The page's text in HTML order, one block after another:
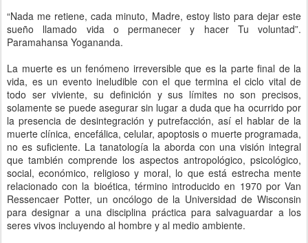
“Nada me retiene, cada minuto, Madre, estoy listo para dejar este
sueño llamado vida o permanecer y hacer Tu voluntad”.
Paramahansa Yogananda.
La muerte es un fenómeno irreversible que es la parte final de la
vida, es un evento ineludible con el que termina el ciclo vital de
todo ser viviente, su definición y sus límites no son precisos,
solamente se puede asegurar sin lugar a duda que ha ocurrido por
la presencia de desintegración y putrefacción, así el hablar de la
muerte clínica, encefálica, celular, apoptosis o muerte programada,
no es suficiente. La tanatología la aborda con una visión integral
que también comprende los aspectos antropológico, psicológico,
social, económico, religioso y moral, lo que está estrecha mente
relacionado con la bioética, término introducido en 1970 por Van
Ressencaer Potter, un oncólogo de la Universidad de Wisconsin
para designar a una disciplina práctica para salvaguardar a los
seres vivos incluyendo al hombre y al medio ambiente.